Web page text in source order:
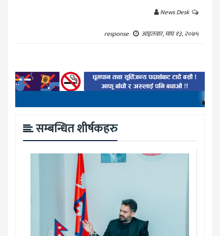
News Desk
response
आइतवार, माघ १३, २०७५
सम्बन्धित शीर्षकहरु